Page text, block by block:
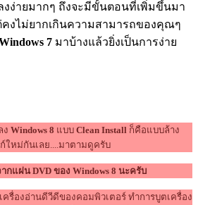
งง่ายมากๆ ถึงจะมีขั้นตอนที่เพิ่มขึ้นมา
คงไม่ยากเกินความสามารถของคุณๆ
7 มาบ้างแล้วยิ่งเป็นการง่าย
ง Windows 8 แบบ Clean Install ก็คือแบบล้าง
ใหม่กันเลย....มาตามดูครับ
แผ่น DVD ของ Windows 8 นะครับ
รื่องอ่านดีวีดีของคอมพิวเตอร์ ทำการบูตเครื่อง